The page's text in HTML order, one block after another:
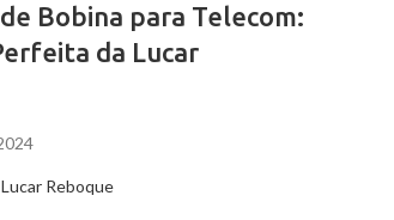
Bobina para Telecom:
da Lucar
Reboque